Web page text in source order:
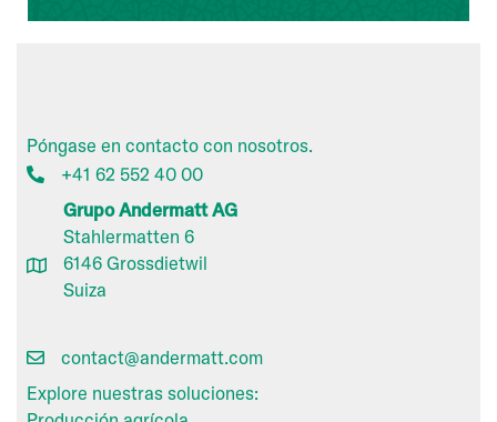
Póngase en contacto con nosotros.
+41 62 552 40 00
Grupo Andermatt AG
Stahlermatten 6
6146 Grossdietwil
Suiza
contact@andermatt.com
Explore nuestras soluciones: